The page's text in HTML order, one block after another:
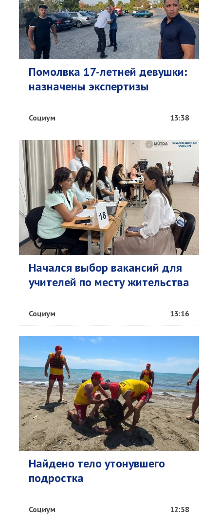
Помолвка 17-летней девушки:
назначены экспертизы
Социум 13:38
Начался выбор вакансий для
учителей по месту жительства
Социум 13:16
Найдено тело утонувшего
подростка
Социум 12:58